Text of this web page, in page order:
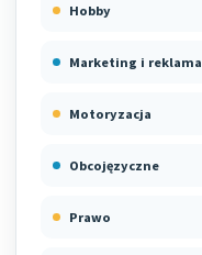
Hobby
Marketing i reklama
Motoryzacja
Obcojęzyczne
Prawo